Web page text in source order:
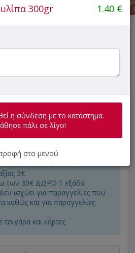
των 20€ ΔΩΡΟ ένα
3€.
των 30€ ΔΩΡΟ 1 εξάδα
ισχύει για παραγγελίες που
καθώς και για παραγγελίες
και κάρτες
300gr 1.40 €
η σύνδεση με το κατάστημα.
πάλι σε λίγο!
στο μενού